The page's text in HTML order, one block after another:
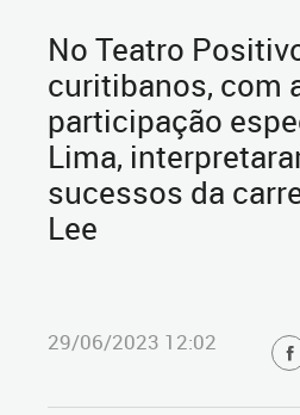
No Teatro
curitibanos, com
participação
Lima,
sucessos da
Lee
29/06/2023 12:02